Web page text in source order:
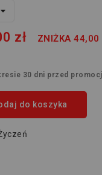
zł ZNIŻKA 44,00
30 dni przed
do koszyka